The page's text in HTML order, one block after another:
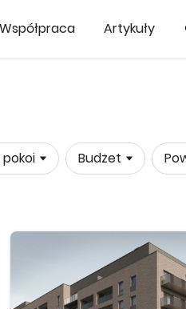
Współpraca Artykuły
pokoi Budżet